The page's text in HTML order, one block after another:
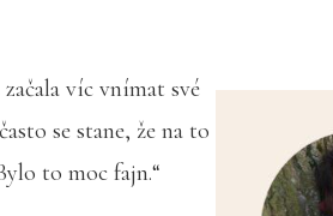
víc vnímat své
se stane, že na to
to moc fajn.“